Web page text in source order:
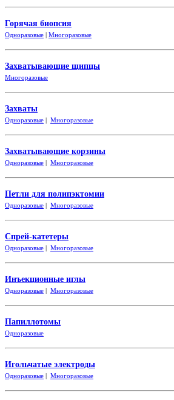
Горячая биопсия
Одноразовые | Многоразовые
Захватывающие щипцы
Многоразовые
Захваты
Одноразовые | Многоразовые
Захватывающие корзины
Одноразовые | Многоразовые
Петли для полипэктомии
Одноразовые | Многоразовые
Спрей-катетеры
Одноразовые | Многоразовые
Инъекционные иглы
Одноразовые | Многоразовые
Папиллотомы
Одноразовые
Игольчатые электроды
Одноразовые | Многоразовые